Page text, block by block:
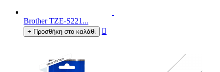
Brother TZE-S221...
+ Προσθήκη στο καλάθι 